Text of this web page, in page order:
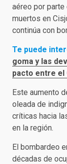
aéreo por
muertos en
continúa con
Te puede
goma y las
pacto entre el
Este aumento
oleada de
críticas hacia
en la región.
El bombardeo
décadas de